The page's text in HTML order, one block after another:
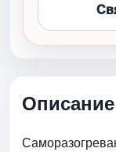
Описание